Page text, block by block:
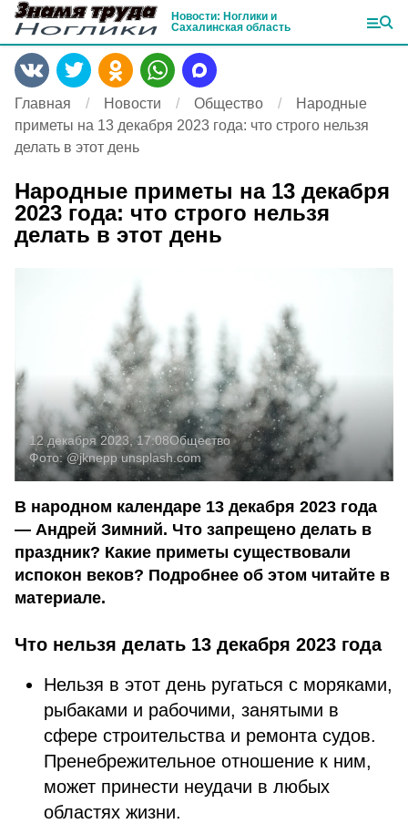
Новости: Ноглики и
Сахалинская область
Главная Новости Общество
Народные
приметы на 13 декабря 2023 года: что строго нельзя
делать в этот день
Народные приметы на 13 декабря
2023 года: что строго нельзя
делать в этот день
12 декабря 2023, 17:08Общество
Фото:@jknepp unsplash.com
В народном календаре 13 декабря 2023 года
— Андрей Зимний. Что запрещено делать в
праздник? Какие приметы существовали
испокон веков? Подробнее об этом читайте в
материале.
Что нельзя делать 13 декабря 2023 года
Нельзя в этот день ругаться с моряками,
рыбаками и рабочими, занятыми в
сфере строительства и ремонта судов.
Пренебрежительное отношение к ним,
может принести неудачи в любых
областях жизни.